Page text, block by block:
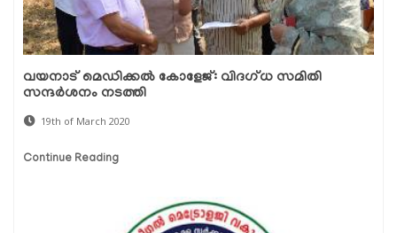
വയനാട് മെഡിക്കല്‍ കോളേജ്: വിദഗ്ധ സമിതി
സന്ദര്‍ശനം നടത്തി
19th of March 2020
Continue Reading